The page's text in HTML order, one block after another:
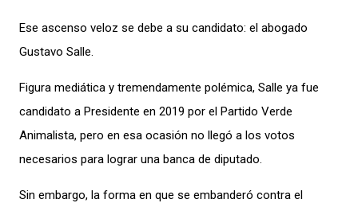
Ese ascenso veloz se debe a su candidato: el abogado
Gustavo Salle.
Figura mediática y tremendamente polémica, Salle ya fue
candidato a Presidente en 2019 por el Partido Verde
Animalista, pero en esa ocasión no llegó a los votos
necesarios para lograr una banca de diputado.
Sin embargo, la forma en que se embanderó contra el